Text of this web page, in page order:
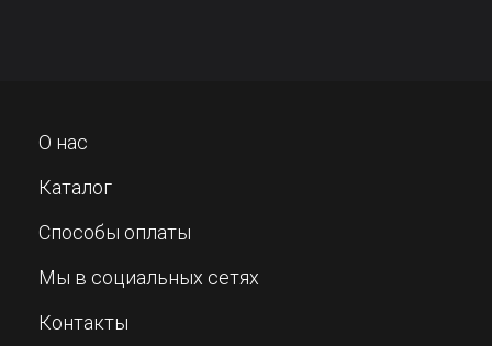
О нас
Каталог
Способы оплаты
Мы в социальных сетях
Контакты